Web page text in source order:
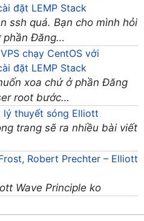
đặt LEMP Stack
ssh quá. Bạn cho mình hỏi
phần Đăng…
chạy CentOS với
đặt LEMP Stack
xoa chứ ở phần Đăng
root bước…
lý thuyết sóng Elliott
trang sẽ ra nhiều bài viết
Robert Prechter – Elliott
Wave Principle ko